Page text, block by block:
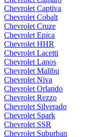
Chevrolet Captiva
Chevrolet Cobalt
Chevrolet Cruze
Chevrolet Epica
Chevrolet HHR
Chevrolet Lacetti
Chevrolet Lanos
Chevrolet Malibu
Chevrolet Niva
Chevrolet Orlando
Chevrolet Rezzo
Chevrolet Silverado
Chevrolet Spark
Chevrolet SSR
Chevrolet Suburban